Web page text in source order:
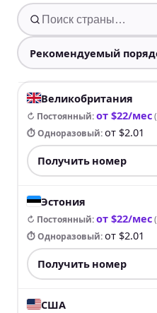
Великобритания
↻ Постоянный:от $22/мес(
⏱ Одноразовый:от $2.01
Получить номер
Эстония
↻ Постоянный:от $22/мес(
⏱ Одноразовый:от $2.01
Получить номер
США